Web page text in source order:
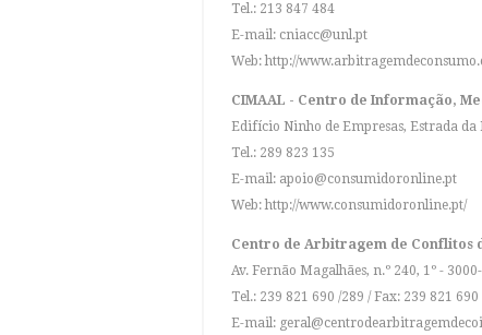
Tel.: 213 847 484
E-mail: cniacc@unl.pt
Web: http://
CIMAAL - Centro de Informação,
Edifício Ninho de Empresas, Estrada da
Tel.: 289 823 135
E-mail: apoio@consumidoronline.pt
Web: http://www.consumidoronline.pt/
Centro de Arbitragem de Conflitos
Av. Fernão Magalhães, n.º 240, 1º -
Tel.: 239 821 690 /289 / Fax: 239 821 690
E-mail: